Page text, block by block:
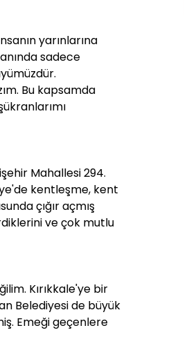
yarınlarına
sadece
Bu kapsamda
Mahallesi 294.
kentleşme, kent
çığır açmış
ve çok mutlu
Kırıkkale'ye bir
Belediyesi de büyük
Emeği geçenlere